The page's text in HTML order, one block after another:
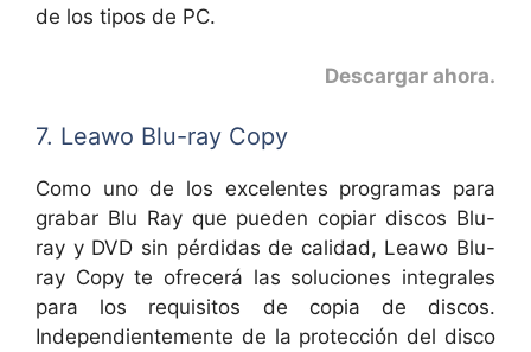
de los tipos de PC.
Descargar ahora.
7. Leawo Blu-ray Copy
Como uno de los excelentes programas para
grabar Blu Ray que pueden copiar discos Blu-
ray y DVD sin pérdidas de calidad, Leawo Blu-
ray Copy te ofrecerá las soluciones integrales
para los requisitos de copia de discos.
Independientemente de la protección del disco